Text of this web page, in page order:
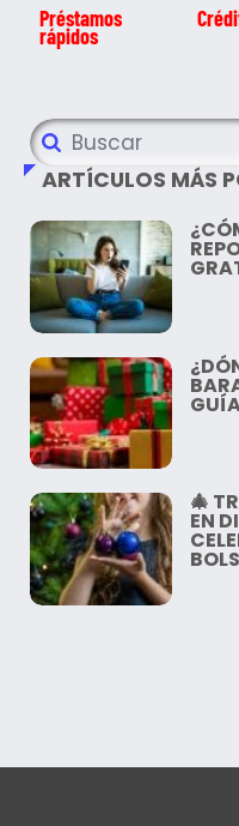
Préstamos
rápidos
ARTÍCULOS MÁS
🎄
EN